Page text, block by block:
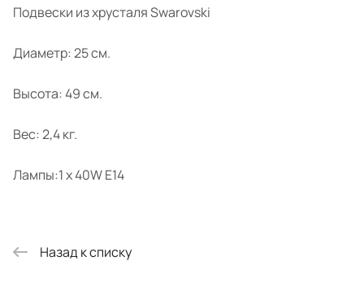
Подвески из хрусталя Swarovski
Диаметр: 25 см.
Высота: 49 см.
Вес: 2,4 кг.
Лампы:1 x 40W E14
Назад к списку